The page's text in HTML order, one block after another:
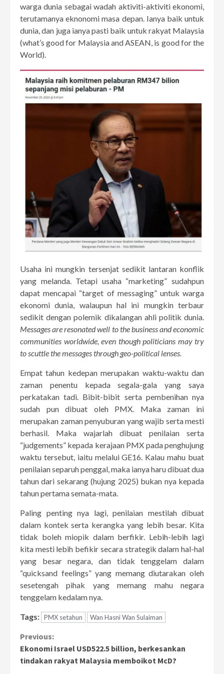
warga dunia sebagai wadah aktiviti-aktiviti ekonomi,
terutamanya eknonomi masa depan. Ianya baik untuk
dunia, dan juga ianya pasti baik untuk rakyat Malaysia
(what’s good for Malaysia and ASEAN, is good for the
World).
Usaha ini mungkin tersenjat sedikit lantaran konflik
yang melanda. Tetapi usaha “marketing” sudahpun
dapat mencapai “target of messaging” untuk warga
ekonomi dunia, walaupun hal ini mungkin terbaur
sedikit dengan polemik dikalangan ahli politik dunia.
Messages are resonated well to the business and economic
communities worldwide, even though politicians may try
to scuttle the messages through geo-political lenses.
Empat tahun kedepan merupakan waktu-waktu dan
zaman penentu kepada segala-gala yang saya
perkatakan tadi. Bibit-bibit serta pembenihan nya
sudah pun dibuat oleh PMX. Maka zaman ini
merupakan zaman penyuburan yang wajib serta mesti
berhasil. Maka wajarlah dibuat penilaian serta
“judgements” kepada kerajaan PMX pada penghujung
waktu tersebut, iaitu melalui GE16. Kalau mahu buat
penilaian separuh penggal, maka ianya haru dibuat dua
tahun dari sekarang (hujung 2025) bukan nya kepada
tahun pertama semata-mata.
Paling penting nya lagi, penilaian mestilah dibuat
dalam kontek serta kerangka yang lebih besar. Kita
tidak boleh miopik dalam berfikir. Lebih-lebih lagi
kita mesti lebih befikir secara strategik dalam hal-hal
yang besar negara, dan tidak tenggelam dalam
“quicksand feelings” yang memang diutarakan oleh
sesetengah pihak yang memang mahu negara
tenggelam kedalam nya.
Tags: PMX setahun Wan Hasni Wan Sulaiman
Continue
Reading
Previous:
Ekonomi Israel USD522.5 billion, berkesankan
tindakan rakyat Malaysia memboikot McD?